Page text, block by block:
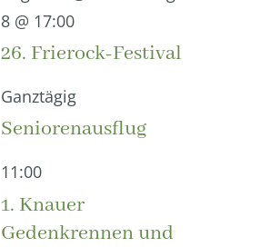
8 @ 17:00
26. Frierock-Festival
Ganztägig
Seniorenausflug
11:00
1. Knauer
Gedenkrennen und